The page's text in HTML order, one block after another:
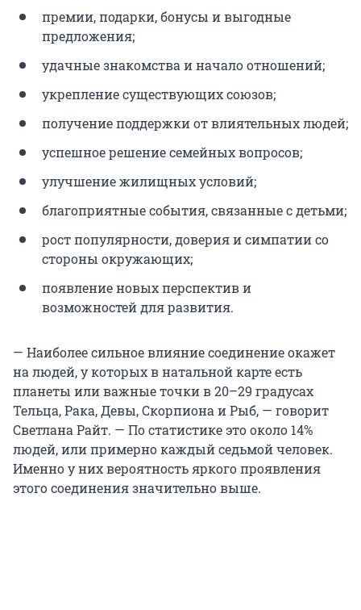
премии, подарки, бонусы и выгодные
предложения;
удачные знакомства и начало отношений;
укрепление существующих союзов;
получение поддержки от влиятельных людей;
успешное решение семейных вопросов;
улучшение жилищных условий;
благоприятные события, связанные с детьми;
рост популярности, доверия и симпатии со
стороны окружающих;
появление новых перспектив и
возможностей для развития.
— Наиболее сильное влияние соединение окажет
на людей, у которых в натальной карте есть
планеты или важные точки в 20–29 градусах
Тельца, Рака, Девы, Скорпиона и Рыб, — говорит
Светлана Райт. — По статистике это около 14%
людей, или примерно каждый седьмой человек.
Именно у них вероятность яркого проявления
этого соединения значительно выше.